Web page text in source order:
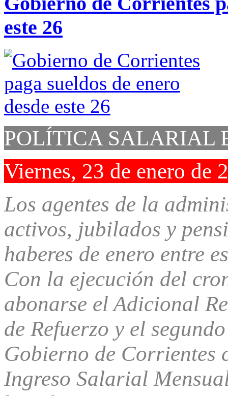
este 26
POLÍTICA SALARIAL
Viernes, 23 de enero de
Los agentes de la
activos, jubilados y
haberes de enero entre
Con la ejecución del
abonarse el Adicional
de Refuerzo y el
Gobierno de Corrientes
Ingreso Salarial